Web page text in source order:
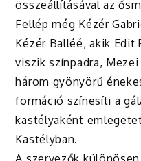
összeállításával az
Fellép még Kézér
Kézér Balléé, akik
viszik színpadra,
három gyönyörű
formáció színesíti a
kastélyaként
Kastélyban.
A szervezők